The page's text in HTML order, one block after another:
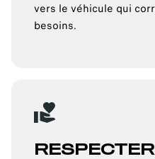
vers le véhicule qui
besoins.
RESPECTER